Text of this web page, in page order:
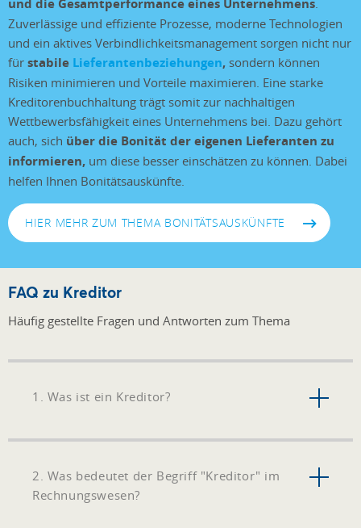
Zuverlässige und effiziente Prozesse, moderne Technologien
und ein aktives Verbindlichkeitsmanagement sorgen nicht nur
für stabile Lieferantenbeziehungen, sondern können
Risiken minimieren und Vorteile maximieren. Eine starke
Kreditorenbuchhaltung trägt somit zur nachhaltigen
Wettbewerbsfähigkeit eines Unternehmens bei. Dazu gehört
auch, sich über die Bonität der eigenen Lieferanten zu
informieren, um diese besser einschätzen zu können. Dabei
helfen Ihnen Bonitätsauskünfte.
HIER MEHR ZUM THEMA BONITÄTSAUSKÜNFTE
FAQ zu Kreditor
Häufig gestellte Fragen und Antworten zum Thema
1. Was ist ein Kreditor?
2. Was bedeutet der Begriff "Kreditor" im
Rechnungswesen?